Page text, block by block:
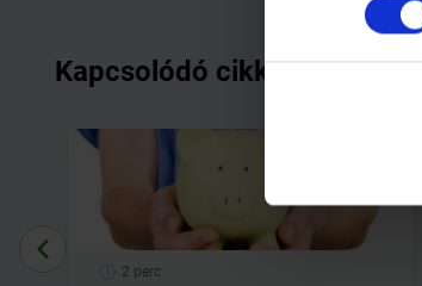
Kapcsolódó cikkek
2 perc